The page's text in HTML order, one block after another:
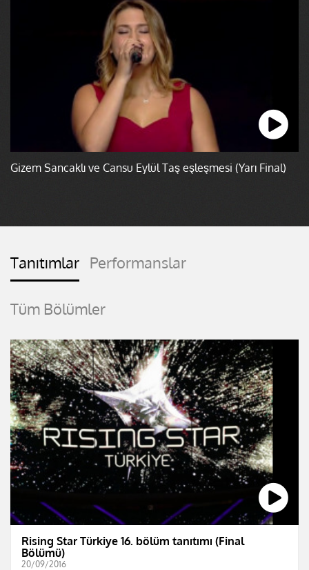
Gizem Sancaklı ve Cansu Eylül Taş eşleşmesi (Yarı Final)
Tanıtımlar Performanslar
Tüm Bölümler
Rising Star Türkiye 16. bölüm tanıtımı (Final
Bölümü)
20/09/2016